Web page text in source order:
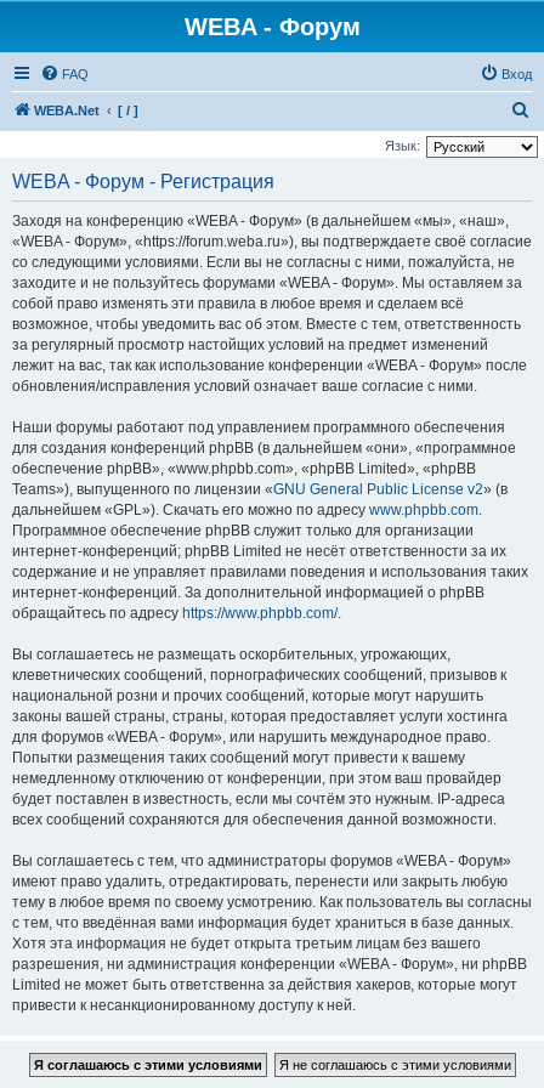
WEBA - Форум
FAQ Вход
WEBA.Net [ / ]
о
Язык:
WEBA - Форум - Регистрация
Заходя на конференцию «WEBA - Форум» (в дальнейшем «мы», «наш»,
«WEBA - Форум», «https://forum.weba.ru»), вы подтверждаете своё согласие
со следующими условиями. Если вы не согласны с ними, пожалуйста, не
заходите и не пользуйтесь форумами «WEBA - Форум». Мы оставляем за
собой право изменять эти правила в любое время и сделаем всё
возможное, чтобы уведомить вас об этом. Вместе с тем, ответственность
за регулярный просмотр настойщих условий на предмет изменений
лежит на вас, так как использование конференции «WEBA - Форум» после
обновления/исправления условий означает ваше согласие с ними.
Наши форумы работают под управлением программного обеспечения
для создания конференций phpBB (в дальнейшем «они», «программное
обеспечение phpBB», «www.phpbb.com», «phpBB Limited», «phpBB
Teams»), выпущенного по лицензии «GNU General Public License v2» (в
дальнейшем «GPL»). Скачать его можно по адресу www.phpbb.com.
Программное обеспечение phpBB служит только для организации
интернет-конференций; phpBB Limited не несёт ответственности за их
содержание и не управляет правилами поведения и использования таких
интернет-конференций. За дополнительной информацией о phpBB
обращайтесь по адресу https://www.phpbb.com/.
Вы соглашаетесь не размещать оскорбительных, угрожающих,
клеветнических сообщений, порнографических сообщений, призывов к
национальной розни и прочих сообщений, которые могут нарушить
законы вашей страны, страны, которая предоставляет услуги хостинга
для форумов «WEBA - Форум», или нарушить международное право.
Попытки размещения таких сообщений могут привести к вашему
немедленному отключению от конференции, при этом ваш провайдер
будет поставлен в известность, если мы сочтём это нужным. IP-адреса
всех сообщений сохраняются для обеспечения данной возможности.
Вы соглашаетесь с тем, что администраторы форумов «WEBA - Форум»
имеют право удалить, отредактировать, перенести или закрыть любую
тему в любое время по своему усмотрению. Как пользователь вы согласны
с тем, что введённая вами информация будет храниться в базе данных.
Хотя эта информация не будет открыта третьим лицам без вашего
разрешения, ни администрация конференции «WEBA - Форум», ни phpBB
Limited не может быть ответственна за действия хакеров, которые могут
привести к несанкционированному доступу к ней.